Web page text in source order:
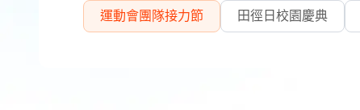
運動會團隊接力節 田徑日校園慶典